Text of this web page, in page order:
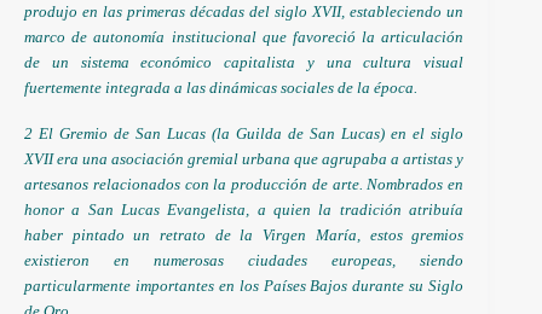
produjo en las primeras décadas del siglo XVII, estableciendo un
marco de autonomía institucional que favoreció la articulación
de un sistema económico capitalista y una cultura visual
fuertemente integrada a las dinámicas sociales de la época.
2 El Gremio de San Lucas (la Guilda de San Lucas) en el siglo
XVII era una asociación gremial urbana que agrupaba a artistas y
artesanos relacionados con la producción de arte. Nombrados en
honor a San Lucas Evangelista, a quien la tradición atribuía
haber pintado un retrato de la Virgen María, estos gremios
existieron en numerosas ciudades europeas, siendo
particularmente importantes en los Países Bajos durante su Siglo